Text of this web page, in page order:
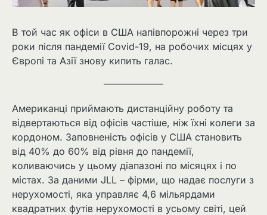
В той час як офіси в США напівпорожні через три
роки після пандемії Covid-19, на робочих місцях у
Європі та Азії знову кипить галас.
Американці приймають дистанційну роботу та
відвертаються від офісів частіше, ніж їхні колеги за
кордоном. Заповненість офісів у США становить
від 40% до 60% від рівня до пандемії,
коливаючись у цьому діапазоні по місяцях і по
містах. За даними JLL – фірми, що надає послуги з
нерухомості, яка управляє 4,6 мільярдами
квадратних футів нерухомості в усьому світі, цей